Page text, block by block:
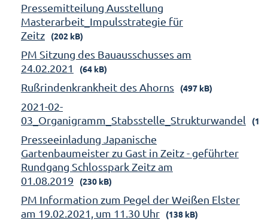
Pressemitteilung Ausstellung
Masterarbeit_Impulsstrategie für
Zeitz
(202 kB)
PM Sitzung des Bauausschusses am
24.02.2021
(64 kB)
Rußrindenkrankheit des Ahorns (497 kB)
2021-02-
03_Organigramm_Stabsstelle_Strukturwandel
Presseeinladung Japanische
Gartenbaumeister zu Gast in Zeitz - geführter
Rundgang Schlosspark Zeitz am
01.08.2019
(230 kB)
PM Information zum Pegel der Weißen Elster
am 19.02.2021, um 11.30 Uhr
(138 kB)